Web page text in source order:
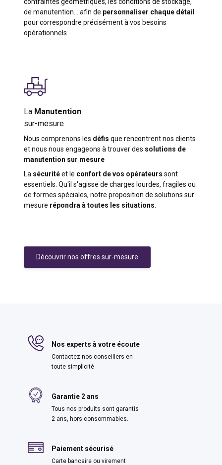
de manutention… afin de personnaliser chaque détail
pour correspondre précisément à vos besoins
opérationnels.
La Manutention
sur-mesure
Nous comprenons les défis que rencontrent nos clients
et nous nous engageons à trouver des solutions de
manutention sur mesure
La sécuritéet le confort de vos opérateurs sont
essentiels. Qu'il s'agisse de charges lourdes, fragiles ou
de formes spéciales, notre proposition de solutions sur
mesure répondra à toutes les situations
Découvrir nos offres sur-mesure
Nos experts à votre écoute
Contactez nos conseillers en
toute simplicité
Garantie 2 ans
Tous nos produits sont garantis
2 ans, hors consommables.
Paiement sécurisé
Carte bancaire ou virement